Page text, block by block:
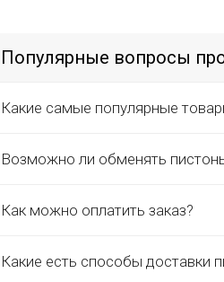
Популярные вопросы
Какие самые популярные
Возможно ли обменять
Как можно оплатить заказ?
Какие есть способы доставки